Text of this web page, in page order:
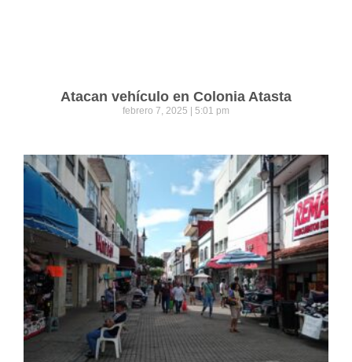
Atacan vehículo en Colonia Atasta
febrero 7, 2025 5:01 pm